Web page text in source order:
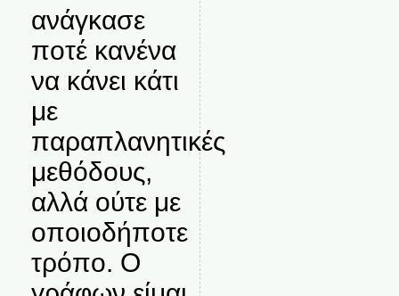
ανάγκασε
ποτέ κανένα
να κάνει κάτι
με
παραπλανητικές
μεθόδους,
αλλά ούτε με
οποιοδήποτε
τρόπο. Ο